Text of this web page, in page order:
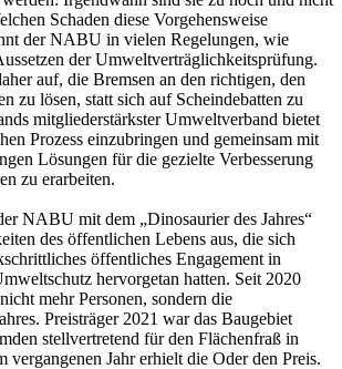
Schaden diese Vorgehensweise
der NABU in vielen Regelungen, wie
der Umweltverträglichkeitsprüfung.
auf, die Bremsen an den richtigen, den
zu lösen, statt sich auf Scheindebatten zu
mitgliederstärkster Umweltverband bietet
Prozess einzubringen und gemeinsam mit
Lösungen für die gezielte Verbesserung
zu erarbeiten.
NABU mit dem „Dinosaurier des Jahres“
des öffentlichen Lebens aus, die sich
öffentliches Engagement in
hervorgetan hatten. Seit 2020
mehr Personen, sondern die
Preisträger 2021 war das Baugebiet
stellvertretend für den Flächenfraß in
vergangenen Jahr erhielt die Oder den Preis.